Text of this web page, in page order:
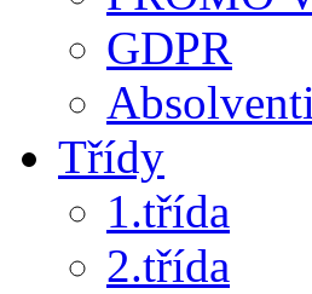
GDPR
Absolventi
Třídy
1.třída
2.třída